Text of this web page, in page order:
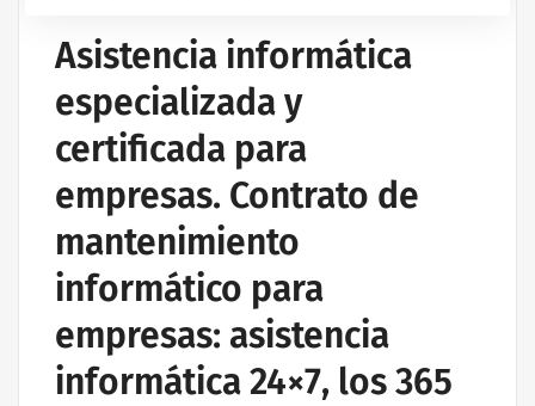
Asistencia informática
especializada y
certificada para
empresas. Contrato de
mantenimiento
informático para
empresas: asistencia
informática 24×7, los 365